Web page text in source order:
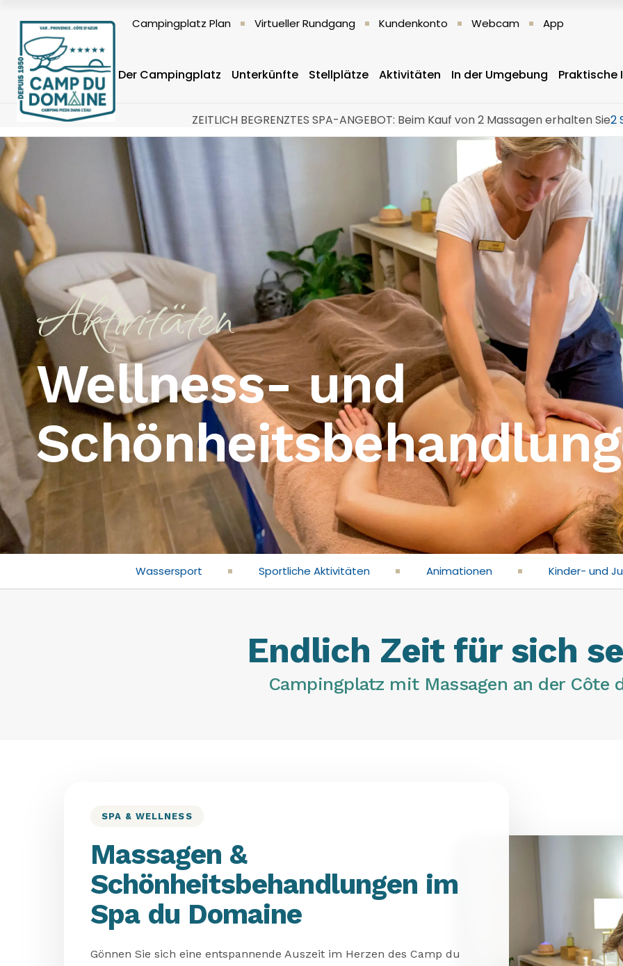
Campingplatz Plan Virtueller Rundgang Kundenkonto Webcam App
Der Campingplatz Unterkünfte Stellplätze Aktivitäten In der Umgebung Praktische
ZEITLICH BEGRENZTES SPA-ANGEBOT: Beim Kauf von 2 Massagen erhalten Sie2
Aktivitäten
Wellness- und
Wassersport Sportliche Aktivitäten Animationen Kinder- und
Endlich Zeit für sich
Campingplatz mit Massagen an der Côte
SPA & WELLNESS
Massagen &
Schönheitsbehandlungen im
Spa du Domaine
Gönnen Sie sich eine entspannende Auszeit im Herzen des Camp du